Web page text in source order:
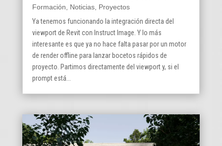
Formación
Noticias, Proyectos
Ya tenemos funcionando la integración directa del
viewport de Revit con Instruct Image. Y lo más
interesante es que ya no hace falta pasar por un motor
de render offline para lanzar bocetos rápidos de
proyecto. Partimos directamente del viewport y, si el
prompt está...